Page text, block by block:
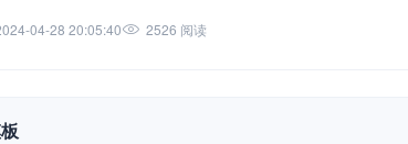
04-28 20:05:40 2526 阅读